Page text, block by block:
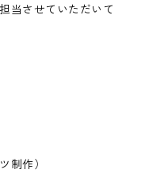
当させていただいて
制作）